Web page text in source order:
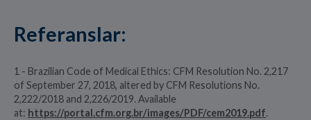
Referanslar:
1 - Brazilian Code of Medical Ethics: CFM Resolution No. 2,217
of September 27, 2018, altered by CFM Resolutions No.
2,222/2018 and 2,226/2019. Available
at: https://portal.cfm.org.br/images/PDF/cem2019.pdf.